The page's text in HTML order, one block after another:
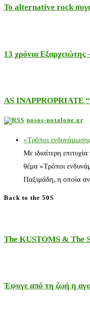
Το alternative rock
13 χρόνια
AS INAPPROPRIATE
nosos-notalone.gr
«Τρόποι
Με ιδιαίτερη
θέμα «Τρόποι
Παξιμάδη, η οποία
Back to the 50S
The KUSTOMS & The
Έφυγε από τη ζωή η